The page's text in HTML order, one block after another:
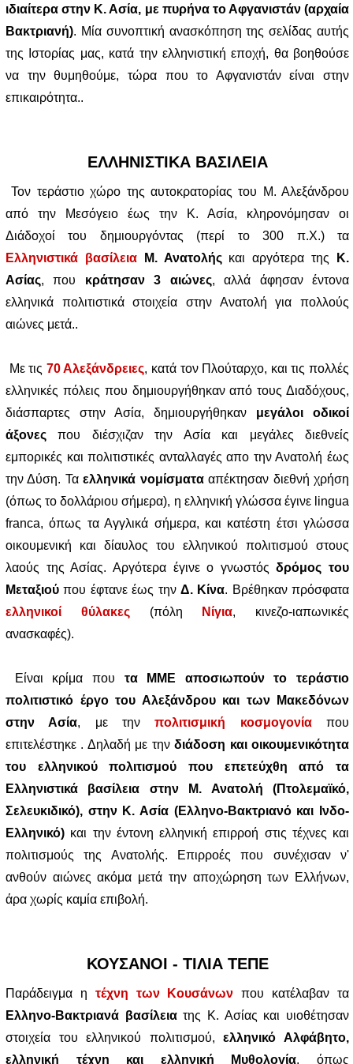
ιδιαίτερα στην Κ. Ασία, με πυρήνα το Αφγανιστάν (αρχαία
Βακτριανή). Μία συνοπτική ανασκόπηση της σελίδας αυτής
της Ιστορίας μας, κατά την ελληνιστική εποχή, θα βοηθούσε
να την θυμηθούμε, τώρα που το Αφγανιστάν είναι στην
επικαιρότητα..
ΕΛΛΗΝΙΣΤΙΚΑ ΒΑΣΙΛΕΙΑ
Τον τεράστιο χώρο της αυτοκρατορίας του Μ. Αλεξάνδρου
από την Μεσόγειο έως την Κ. Ασία, κληρονόμησαν οι
Διάδοχοί του δημιουργόντας (περί το 300 π.Χ.) τα
Ελληνιστικά βασίλειαΜ. Ανατολήςκαι αργότερα της
Κ.
Ασίας, που κράτησαν 3 αιώνες, αλλά άφησαν έντονα
ελληνικά πολιτιστικά στοιχεία στην Ανατολή για πολλούς
αιώνες μετά..
Με τις 70 Αλεξάνδρειες, κατά τον Πλούταρχο, και τις πολλές
ελληνικές πόλεις που δημιουργήθηκαν από τους Διαδόχους,
διάσπαρτες στην Ασία, δημιουργήθηκαν μεγάλοι οδικοί
άξονες που διέσχιζαν την Ασία και μεγάλες διεθνείς
εμπορικές και πολιτιστικές ανταλλαγές απο την Ανατολή έως
την Δύση. Ταελληνικά νομίσματααπέκτησαν διεθνή χρήση
(όπως το δολλάριου σήμερα), η ελληνική γλώσσα έγινε lingua
franca, όπως τα Αγγλικά σήμερα, και κατέστη έτσι γλώσσα
οικουμενική και δίαυλος του ελληνικού πολιτισμού στους
λαούς της Ασίας. Αργότερα έγινε ο γνωστόςδρόμος του
Μεταξιούπου έφτανε έως την Δ. Κίνα. Βρέθηκαν πρόσφατα
ελληνικοί θύλακες(πόλη Νίγια, κινεζο-ιαπωνικές
ανασκαφές).
Είναι κρίμα που τα ΜΜΕ αποσιωπούν το τεράστιο
πολιτιστικό έργο του Αλεξάνδρου και των Μακεδόνων
στην Ασία, με τηνπολιτισμική κοσμογονίαπου
επιτελέστηκε . Δηλαδή με τηνδιάδοση και οικουμενικότητα
του ελληνικού πολιτισμού που επετεύχθη από τα
Ελληνιστικά βασίλεια στην Μ. Ανατολή (Πτολεμαϊκό,
Σελευκιδικό), στην Κ. Ασία (Ελληνο-Βακτριανό και Ινδο-
Ελληνικό) και την έντονη ελληνική επιρροή στις τέχνες και
πολιτισμούς της Ανατολής. Επιρροές που συνέχισαν ν'
ανθούν αιώνες ακόμα μετά την αποχώρηση των Ελλήνων,
άρα χωρίς καμία επιβολή.
ΚΟΥΣΑΝΟΙ - ΤΙΛΙΑ ΤΕΠΕ
Παράδειγμα η τέχνη των Κουσάνων που κατέλαβαν τα
Ελληνο-Βακτριανά βασίλειατης Κ. Ασίας και υιοθέτησαν
στοιχεία του ελληνικού πολιτισμού,ελληνικό Αλφάβητο,
ελληνική τέχνη και ελληνική Μυθολογία, όπως